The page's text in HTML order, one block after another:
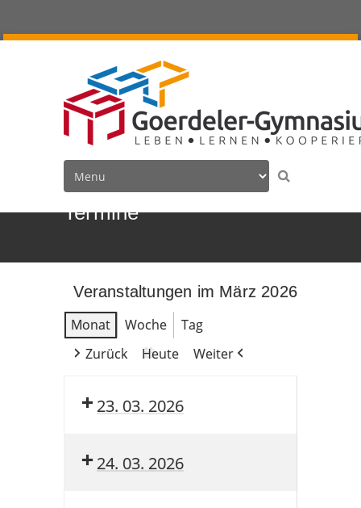
Termine
Veranstaltungen im März 2026
Monat
Woche
Tag
Zurück
Heute Weiter
23. 03. 2026
24. 03. 2026